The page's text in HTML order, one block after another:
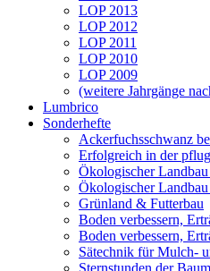
LOP 2013
LOP 2012
LOP 2011
LOP 2010
LOP 2009
(weitere Jahrgänge
Lumbrico
Sonderhefte
Ackerfuchsschwanz
Erfolgreich in der
Ökologischer
Ökologischer
Grünland & Futterbau
Boden verbessern,
Boden verbessern,
Sätechnik für Mulch-
Sternstunden der